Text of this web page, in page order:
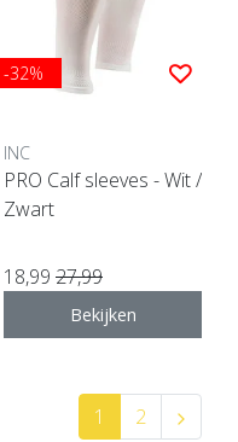
-32%
INC
PRO Calf sleeves - Wit /
Zwart
18,99 27,99
Bekijken
1 2